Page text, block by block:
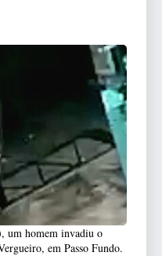
um homem invadiu o
em Passo Fundo.